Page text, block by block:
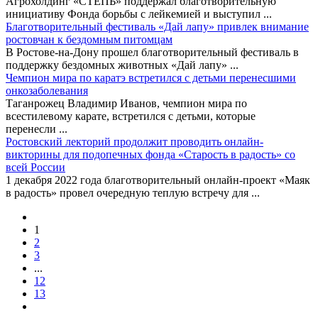
инициативу Фонда борьбы с лейкемией и выступил ...
Благотворительный фестиваль «Дай лапу» привлек внимание
ростовчан к бездомным питомцам
В Ростове-на-Дону прошел благотворительный фестиваль в
поддержку бездомных животных «Дай лапу» ...
Чемпион мира по каратэ встретился с детьми перенесшими
онкозаболевания
Таганрожец Владимир Иванов, чемпион мира по
всестилевому карате, встретился с детьми, которые
перенесли ...
Ростовский лекторий продолжит проводить онлайн-
викторины для подопечных фонда «Старость в радость» со
всей России
1 декабря 2022 года благотворительный онлайн-проект «Маяк
в радость» провел очередную теплую встречу для ...
1
2
3
...
12
13